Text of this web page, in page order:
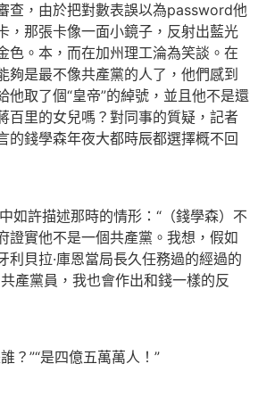
，由於把對數表誤以為password他
，那張卡像一面小鏡子，反射出藍光
色。本，而在加州理工淪為笑談。在
夠是最不像共產黨的人了，他們感到
他取了個“皇帝”的綽號，並且他不是還
百里的女兒嗎？對同事的質疑，記者
的錢學森年夜大都時辰都選擇概不回
許描述那時的情形：“（錢學森）不
證實他不是一個共產黨。我想，假如
利貝拉·庫恩當局長久任務過的經過的
共產黨員，我也會作出和錢一樣的反
”“是四億五萬萬人！”